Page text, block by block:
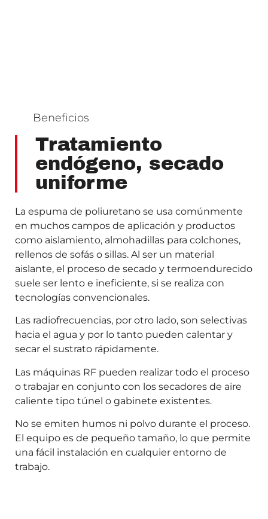
Beneficios
Tratamiento
endógeno, secado
uniforme
La espuma de poliuretano se usa comúnmente
en muchos campos de aplicación y productos
como aislamiento, almohadillas para colchones,
rellenos de sofás o sillas. Al ser un material
aislante, el proceso de secado y termoendurecido
suele ser lento e ineficiente, si se realiza con
tecnologías convencionales.
Las radiofrecuencias, por otro lado, son selectivas
hacia el agua y por lo tanto pueden calentar y
secar el sustrato rápidamente.
Las máquinas RF pueden realizar todo el proceso
o trabajar en conjunto con los secadores de aire
caliente tipo túnel o gabinete existentes.
No se emiten humos ni polvo durante el proceso.
El equipo es de pequeño tamaño, lo que permite
una fácil instalación en cualquier entorno de
trabajo.